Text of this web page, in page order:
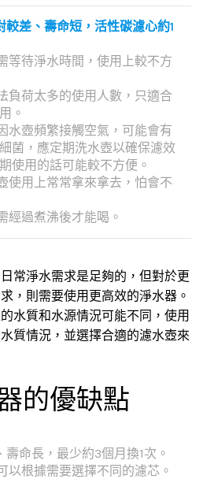
較差、壽命短，活性碳濾心約1
等待淨水時間，使用上較不方
負荷太多的使用人數，只適合
。
水壺頻繁接觸空氣，可能會有
菌，應定期洗水壺以確保濾效
使用的話可能較不方便。
使用上常常拿來拿去，怕會不
經過煮沸後才能喝。
常淨水需求是足夠的，但對於更
，則需要使用更高效的淨水器。
水質和水源情況可能不同，使用
質情況，並選擇合適的濾水壺來
的優缺點
壽命長，最少約3個月換1次。
以根據需要選擇不同的濾芯。